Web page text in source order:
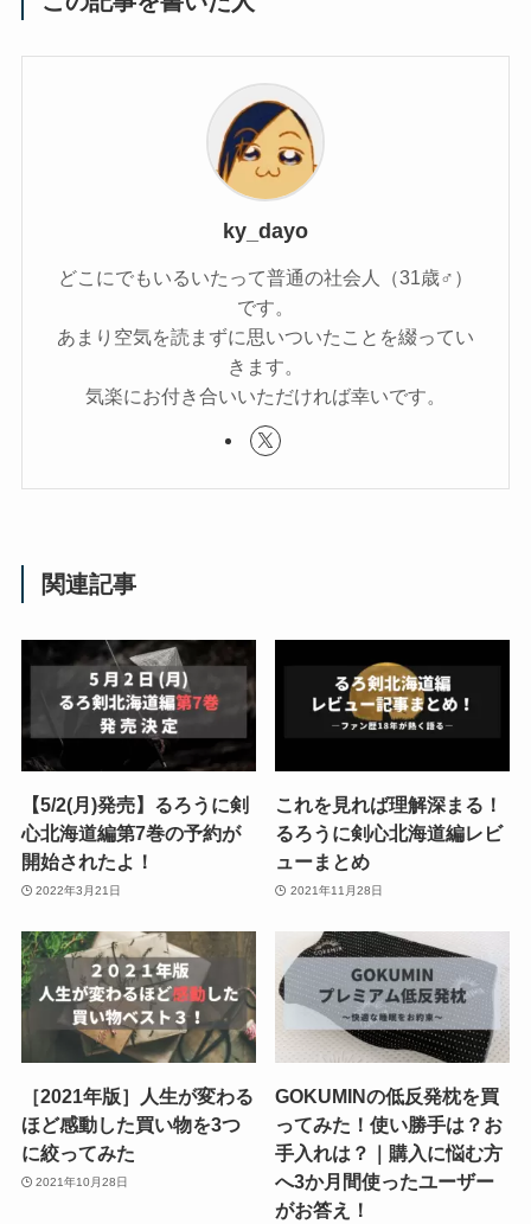
ky_dayo
どこにでもいるいたって普通の社会人（31歳♂）
です。
あまり空気を読まずに思いついたことを綴ってい
きます。
気楽にお付き合いいただければ幸いです。
関連記事
【5/2(月)発売】るろうに剣
心北海道編第7巻の予約が
開始されたよ！
2022年3月21日
これを見れば理解深まる！
るろうに剣心北海道編レビ
ューまとめ
2021年11月28日
［2021年版］人生が変わる
ほど感動した買い物を3つ
に絞ってみた
2021年10月28日
GOKUMINの低反発枕を買
ってみた！使い勝手は？お
手入れは？｜購入に悩む方
へ3か月間使ったユーザー
がお答え！